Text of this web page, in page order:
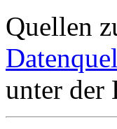
Quellen
unter der